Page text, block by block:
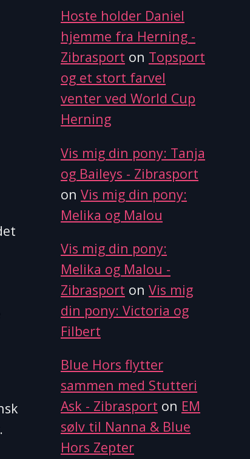
Hoste holder Daniel
hjemme fra Herning -
Zibrasport on Topsport
og et stort farvel
venter ved World Cup
Herning
Vis mig din pony: Tanja
og Baileys - Zibrasport
on Vis mig din pony:
Melika og Malou
Vis mig din pony:
Melika og Malou -
Zibrasport on Vis mig
din pony: Victoria og
Filbert
Blue Hors flytter
sammen med Stutteri
Ask - Zibrasport on EM
sølv til Nanna & Blue
Hors Zepter